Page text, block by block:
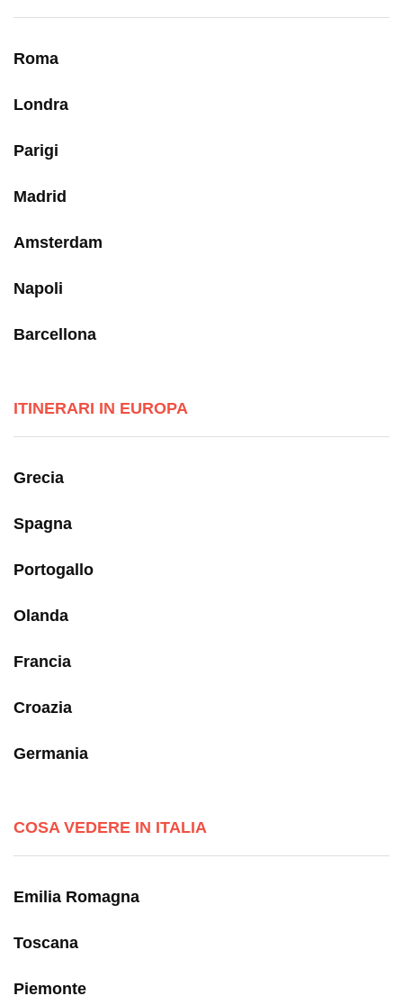
Roma
Londra
Parigi
Madrid
Amsterdam
Napoli
Barcellona
ITINERARI IN EUROPA
Grecia
Spagna
Portogallo
Olanda
Francia
Croazia
Germania
COSA VEDERE IN ITALIA
Emilia Romagna
Toscana
Piemonte